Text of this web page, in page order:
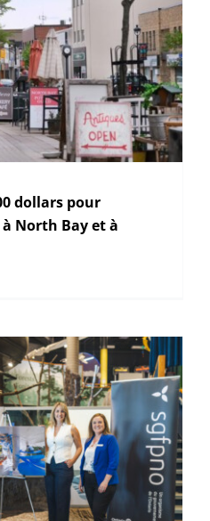
dollars pour
North Bay et à